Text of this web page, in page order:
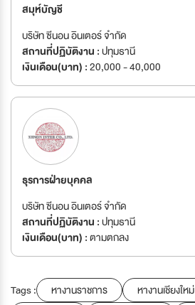
สมุห์บัญชี
บริษัท ซีนอน อินเตอร์ จำกัด
สถานที่ปฏิบัติงาน :ปทุมธานี
เงินเดือน(บาท) :20,000 - 40,000
ธุรการฝ่ายบุคคล
บริษัท ซีนอน อินเตอร์ จำกัด
สถานที่ปฏิบัติงาน :ปทุมธานี
เงินเดือน(บาท) :ตามตกลง
Tags : หางานราชการ หางานเชียงใหม่